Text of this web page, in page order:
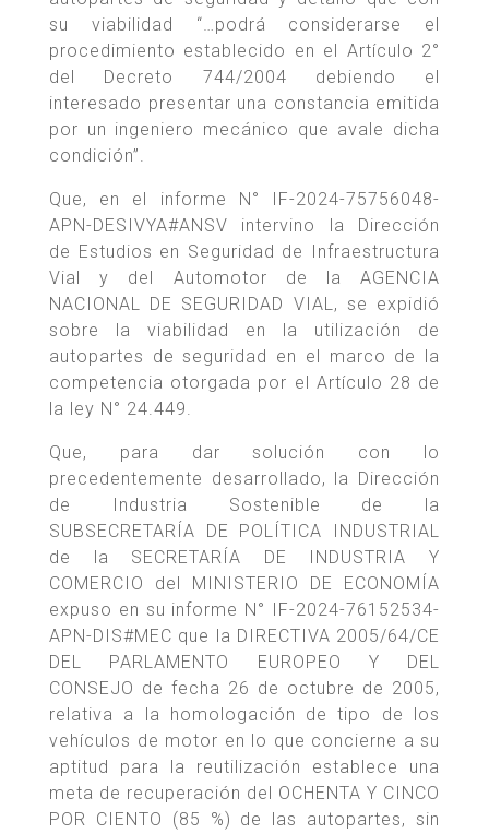
su viabilidad “…podrá considerarse el
procedimiento establecido en el Artículo 2°
del Decreto 744/2004 debiendo el
interesado presentar una constancia emitida
por un ingeniero mecánico que avale dicha
condición”.
Que, en el informe N° IF-2024-75756048-
APN-DESIVYA#ANSV intervino la Dirección
de Estudios en Seguridad de Infraestructura
Vial y del Automotor de la AGENCIA
NACIONAL DE SEGURIDAD VIAL, se expidió
sobre la viabilidad en la utilización de
autopartes de seguridad en el marco de la
competencia otorgada por el Artículo 28 de
la ley N° 24.449.
Que, para dar solución con lo
precedentemente desarrollado, la Dirección
de Industria Sostenible de la
SUBSECRETARÍA DE POLÍTICA INDUSTRIAL
de la SECRETARÍA DE INDUSTRIA Y
COMERCIO del MINISTERIO DE ECONOMÍA
expuso en su informe N° IF-2024-76152534-
APN-DIS#MEC que la DIRECTIVA 2005/64/CE
DEL PARLAMENTO EUROPEO Y DEL
CONSEJO de fecha 26 de octubre de 2005,
relativa a la homologación de tipo de los
vehículos de motor en lo que concierne a su
aptitud para la reutilización establece una
meta de recuperación del OCHENTA Y CINCO
POR CIENTO (85 %) de las autopartes, sin